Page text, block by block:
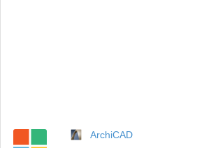
ArchiCAD